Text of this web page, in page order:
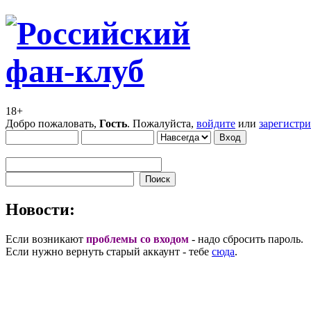
18+
Добро пожаловать, Гость. Пожалуйста, войдите или
Новости:
Если возникают проблемы со входом - надо сбросить пароль.
Если нужно вернуть старый аккаунт - тебе сюда.